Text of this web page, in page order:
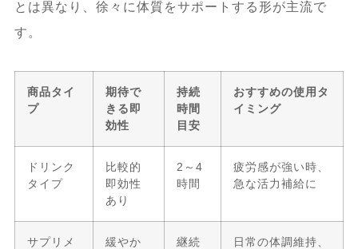
とは異なり、徐々に体質をサポートする形が主流で
す。
商品タイ
プ
期待で
きる即
効性
持続
時間
目安
おすすめの使用タ
イミング
ドリンク
タイプ
比較的
即効性
あり
2～4
時間
疲労感が強い時、
急な活力補給に
サプリメ
緩やか
継続
日常の体調維持、